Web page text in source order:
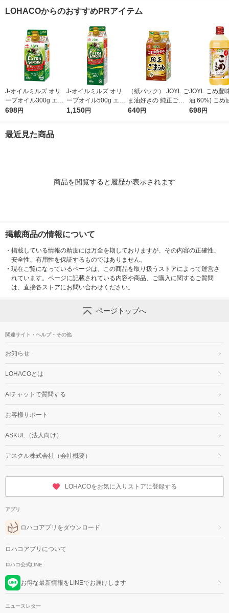
ゴマ（イチオシ） オ
シ）
LOHACOからのおすすめPRアイテム
J-オイルミルズ オリ
ーブオイル300g エキ
ストラバージン スペ
L
698円
J-オイルミルズ オリ
ーブオイル500g エキ
ストラバージン スペ
1,150円
（紙パック） JOYL ご
ま油好きの 純正ごま
油 300g 1本 味の素 J-
640円
JOYL こめ豊
油 60%) こめ油 ブレ
ンド 味の素
698円
最近見た商品
商品を閲覧すると履歴が表示されます
掲載商品の情報について
・ 掲載している情報の精度には万全を期しておりますが、その内容の正確性、
安全性、有用性を保証するものではありません。
・ 現在ご覧になっているページは、この商品を取り扱うストアによって運営さ
れています。ページに記載されている内容や商品、ご購入に関するご質問
は、直接各ストアにお問い合わせください。
ページトップへ
関連サイト・ヘルプ・その他
お知らせ
LOHACOとは
AIチャットで質問する
お客様サポート
ASKUL（法人向け）
アスクル株式会社（会社概要）
LOHACOをお気に入りストアに登録する
アプリ
ロハコアプリをダウンロード
ロハコアプリについて
ロハコ公式LINE
お得な最新情報をLINEでお届けします
ニュースレター